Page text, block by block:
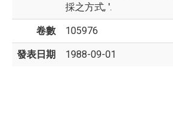
採之方式, '.
卷數 105976
發表日期 1988-09-01